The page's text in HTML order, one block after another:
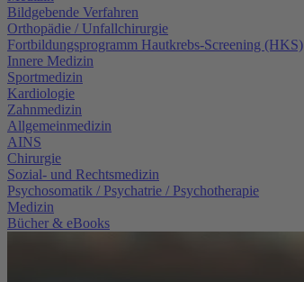
Bildgebende Verfahren
Orthopädie / Unfallchirurgie
Fortbildungsprogramm Hautkrebs-Screening (HKS)
Innere Medizin
Sportmedizin
Kardiologie
Zahnmedizin
Allgemeinmedizin
AINS
Chirurgie
Sozial- und Rechtsmedizin
Psychosomatik / Psychatrie / Psychotherapie
Medizin
Bücher & eBooks